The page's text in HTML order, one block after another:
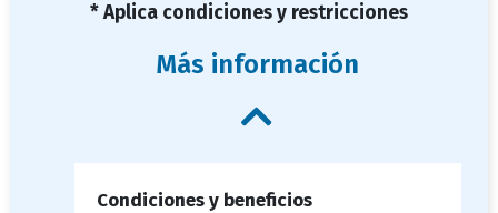
* Aplica condiciones y restricciones
Más información
Condiciones y beneficios